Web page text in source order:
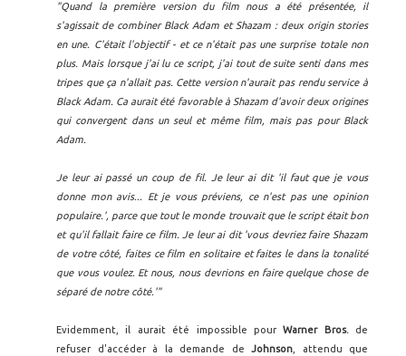
"Quand la première version du film nous a été présentée, il
s'agissait de combiner Black Adam et Shazam : deux origin stories
en une. C'était l'objectif - et ce n'était pas une surprise totale non
plus. Mais lorsque j'ai lu ce script, j'ai tout de suite senti dans mes
tripes que ça n'allait pas. Cette version n'aurait pas rendu service à
Black Adam. Ca aurait été favorable à Shazam d'avoir deux origines
qui convergent dans un seul et même film, mais pas pour Black
Adam.
Je leur ai passé un coup de fil. Je leur ai dit 'il faut que je vous
donne mon avis... Et je vous préviens, ce n'est pas une opinion
populaire.', parce que tout le monde trouvait que le script était bon
et qu'il fallait faire ce film. Je leur ai dit 'vous devriez faire Shazam
de votre côté, faites ce film en solitaire et faites le dans la tonalité
que vous voulez. Et nous, nous devrions en faire quelque chose de
séparé de notre côté.'"
Evidemment, il aurait été impossible pourWarner Bros. de
refuser d'accéder à la demande de Johnson , attendu que